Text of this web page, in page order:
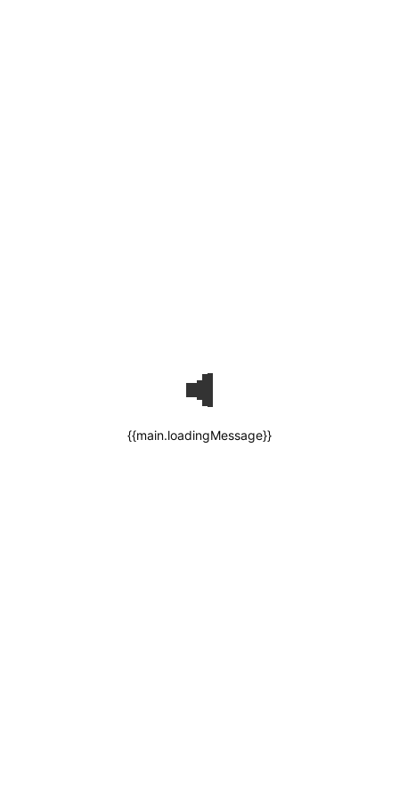
{{main.loadingMessage}}